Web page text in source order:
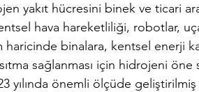
yakıt hücresini binek ve ticari
hava hareketliliği, robotlar,
haricinde binalara, kentsel enerji
sağlanması için hidrojeni
yılında önemli ölçüde geliştirilmiş